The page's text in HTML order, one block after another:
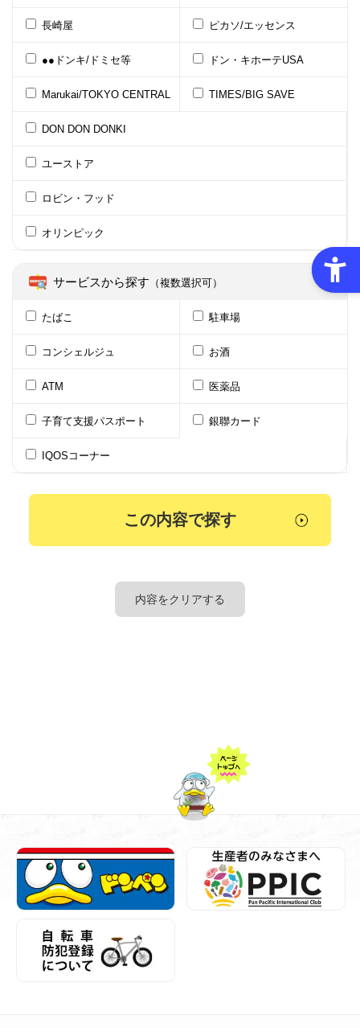
長崎屋 ピカソ/エッセンス
●●ドンキ/ドミセ等 ドン・キホーテUSA
Marukai/TOKYO CENTRAL TIMES/BIG SAVE
DON DON DONKI
ユーストア
ロビン・フッド
オリンピック
サービスから探す （複数選択可）
たばこ 駐車場
コンシェルジュ お酒
ATM 医薬品
子育て支援パスポート 銀聯カード
IQOSコーナー